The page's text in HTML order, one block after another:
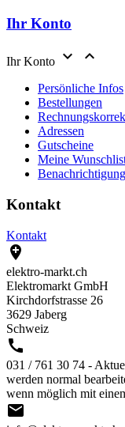
Ihr Konto
Ihr Konto  
Persönliche Infos
Bestellungen
Adressen
Gutscheine
Meine
Kontakt
Kontakt

elektro-markt.ch
Elektromarkt GmbH
Kirchdorfstrasse 26
3629 Jaberg
Schweiz

031 / 761 30 74 -
werden normal
wenn möglich mit
